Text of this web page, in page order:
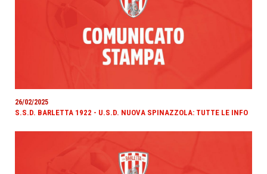
26/02/2025
S.S.D. BARLETTA 1922 - U.S.D. NUOVA SPINAZZOLA: TUTTE LE INFO